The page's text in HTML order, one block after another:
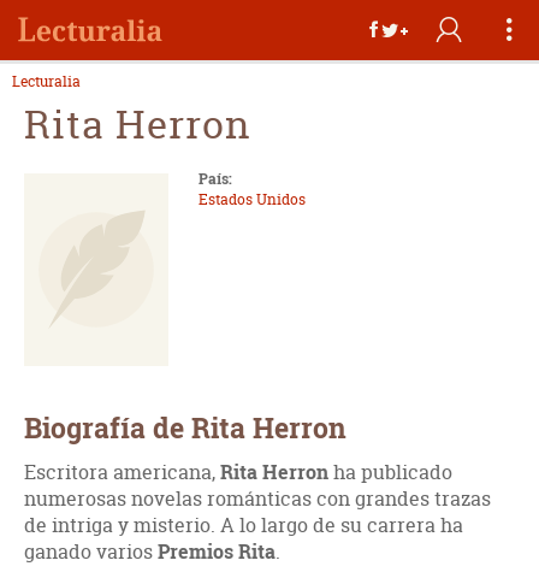
Lecturalia
Rita Herron
País:
Estados Unidos
Biografía de Rita Herron
Escritora americana,Rita Herronha publicado
numerosas novelas románticas con grandes trazas
de intriga y misterio. A lo largo de su carrera ha
ganado variosPremios Rita.